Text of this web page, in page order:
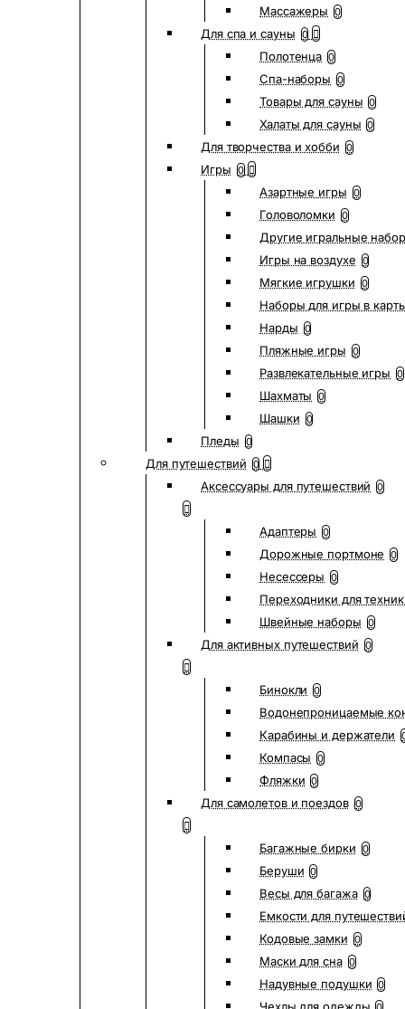
Массажеры 0
Для спа и сауны 0
Полотенца 0
Спа-наборы 0
Товары для сауны 0
Халаты для сауны 0
Для творчества и хобби 0
Игры 0
Азартные игры 0
Головоломки 0
Другие игральные
Игры на воздухе 0
Мягкие игрушки 0
Наборы для игры в
Нарды 0
Пляжные игры 0
Развлекательные игры 0
Шахматы 0
Шашки 0
Пледы 0
Для путешествий 0
Аксессуары для путешествий 0
Адаптеры 0
Дорожные портмоне 0
Несессеры 0
Переходники для
Швейные наборы 0
Для активных путешествий 0
Бинокли 0
Водонепроницаемые
Карабины и держатели
Компасы 0
Фляжки 0
Для самолетов и поездов 0
Багажные бирки 0
Беруши 0
Весы для багажа 0
Емкости для
Кодовые замки 0
Маски для сна 0
Надувные подушки 0